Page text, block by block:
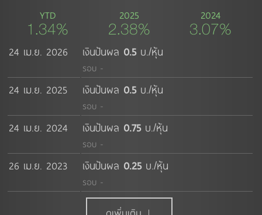
YTD
1.34%
2025
2.38%
2024
3.07%
24 เม.ย. 2026 เงินปันผล 0.5บ./หุ้น
รอบ -
24 เม.ย. 2025 เงินปันผล 0.5บ./หุ้น
รอบ -
24 เม.ย. 2024 เงินปันผล 0.75บ./หุ้น
รอบ -
26 เม.ย. 2023 เงินปันผล 0.25บ./หุ้น
รอบ -